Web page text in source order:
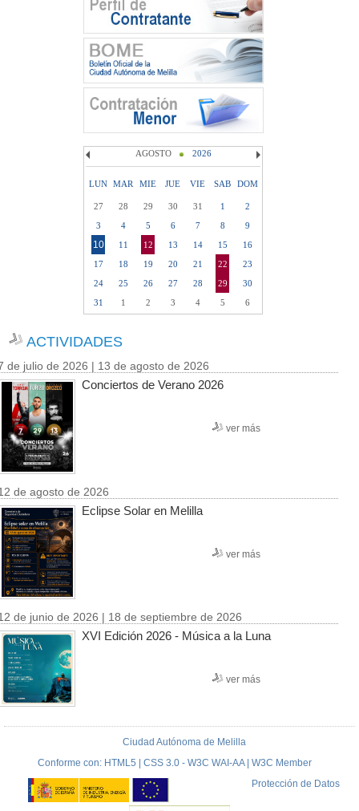
AGOSTO 2026
LUN MAR MIE JUE VIE SAB DOM
27 28 29 30 31 1
2
3
4 5 6 7 8 9
10 11 12 13 14 15
16
17
18 19 20 21 22
23
24
25 26 27 28 29
30
31
1 2 3 4 5 6
ACTIVIDADES
de julio de 2026 | 13 de agosto de 2026
Conciertos de Verano 2026
ver más
de agosto de 2026
Eclipse Solar en Melilla
ver más
de junio de 2026 | 18 de septiembre de 2026
XVI Edición 2026 - Música a la Luna
ver más
Ciudad Autónoma de Melilla
Conforme con: HTML5 | CSS 3.0 - W3C WAI-AA | W3C Member
Protección de Datos